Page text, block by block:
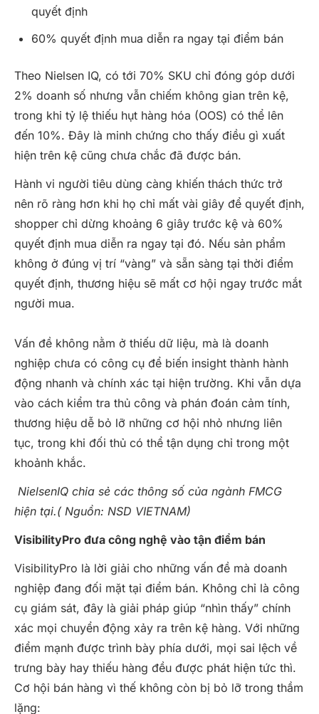
quyết định
60% quyết định mua diễn ra ngay tại điểm bán
Theo Nielsen IQ, có tới 70% SKU chỉ đóng góp dưới
2% doanh số nhưng vẫn chiếm không gian trên kệ,
trong khi tỷ lệ thiếu hụt hàng hóa (OOS) có thể lên
đến 10%. Đây là minh chứng cho thấy điều gì xuất
hiện trên kệ cũng chưa chắc đã được bán.
Hành vi người tiêu dùng càng khiến thách thức trở
nên rõ ràng hơn khi họ chỉ mất vài giây để quyết định,
shopper chỉ dừng khoảng 6 giây trước kệ và 60%
quyết định mua diễn ra ngay tại đó. Nếu sản phẩm
không ở đúng vị trí “vàng” và sẵn sàng tại thời điểm
quyết định, thương hiệu sẽ mất cơ hội ngay trước mắt
người mua.
Vấn đề không nằm ở thiếu dữ liệu, mà là doanh
nghiệp chưa có công cụ để biến insight thành hành
động nhanh và chính xác tại hiện trường. Khi vẫn dựa
vào cách kiểm tra thủ công và phán đoán cảm tính,
thương hiệu dễ bỏ lỡ những cơ hội nhỏ nhưng liên
tục, trong khi đối thủ có thể tận dụng chỉ trong một
khoảnh khắc.
NielsenIQ chia sẻ các thông số của ngành FMCG
hiện tại.( Nguồn: NSD VIETNAM)
VisibilityPro đưa công nghệ vào tận điểm bán
VisibilityPro là lời giải cho những vấn đề mà doanh
nghiệp đang đối mặt tại điểm bán. Không chỉ là công
cụ giám sát, đây là giải pháp giúp “nhìn thấy” chính
xác mọi chuyển động xảy ra trên kệ hàng. Với những
điểm mạnh được trình bày phía dưới, mọi sai lệch về
trưng bày hay thiếu hàng đều được phát hiện tức thì.
Cơ hội bán hàng vì thế không còn bị bỏ lỡ trong thầm
lặng: